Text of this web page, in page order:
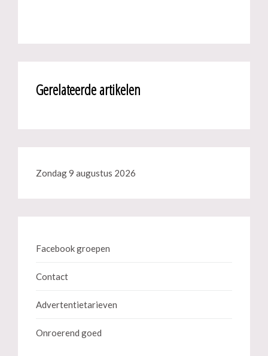
Gerelateerde artikelen
Zondag 9 augustus 2026
Facebook groepen
Contact
Advertentietarieven
Onroerend goed